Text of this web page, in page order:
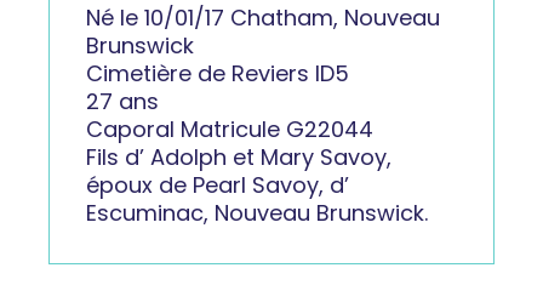
Né le 10/01/17 Chatham, Nouveau
Brunswick
Cimetière de Reviers ID5
27 ans
Caporal Matricule G22044
Fils d’ Adolph et Mary Savoy,
époux de Pearl Savoy, d’
Escuminac, Nouveau Brunswick.